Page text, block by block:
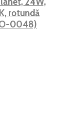
rotundă
0048)